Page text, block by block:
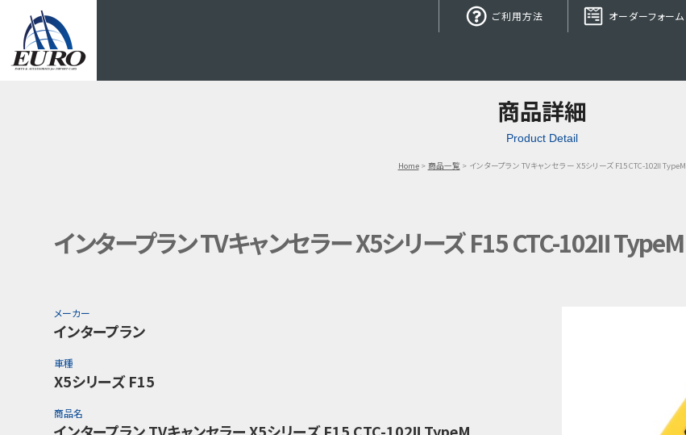
ご利用方法 オーダーフォーム
商品詳細
Product Detail
Home 商品一覧 インタープラン TVキャンセラー X5シリーズ F15 CTC-102Ⅱ TypeM
インタープラン TVキャンセラー X5シリーズ F15 CTC-102Ⅱ TypeM
メーカー
インタープラン
車種
X5シリーズ F15
商品名